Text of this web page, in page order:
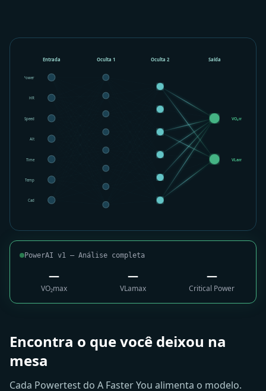
Entrada Oculta 1 Oculta 2 Saída
Power
HR
Speed
Alt
Time
Temp
Cad
VO₂max
VLamax
PowerAI v1 — Análise completa
53.3
VO₂max
0.38
VLamax
289
Critical Power
Encontra o que você deixou na
mesa